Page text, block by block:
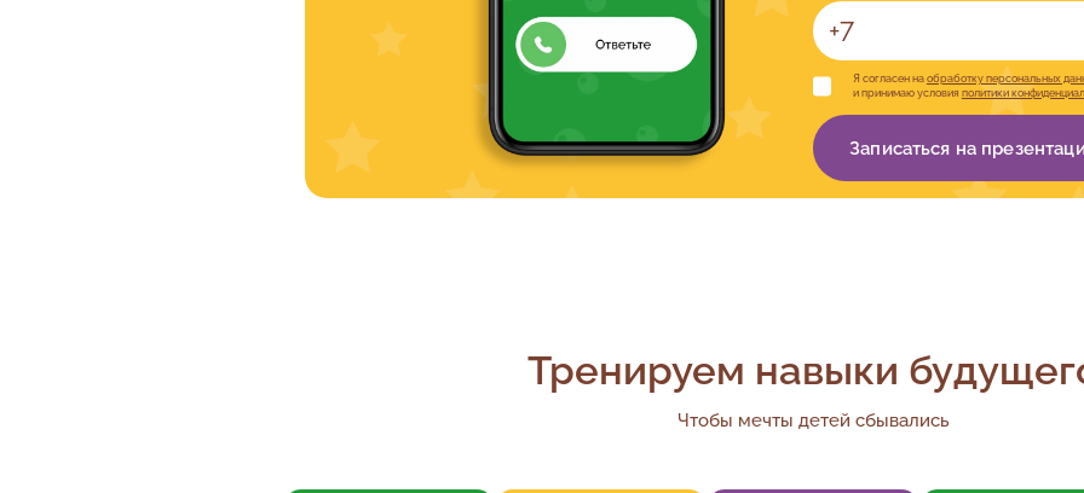
Я согласен на обработку персональных
и принимаю условия политики
Записаться на
Тренируем навыки
Чтобы мечты детей сбывались